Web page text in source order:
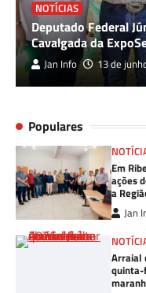
NOTÍCIAS
Deputado Federal
Cavalgada da
Jan Info 13 de
Populares
Em
ações
a
Jan
Arraial
quinta-